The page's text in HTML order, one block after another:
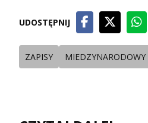
UDOSTĘPNIJ
ZAPISY MIEDZYNARODOWY